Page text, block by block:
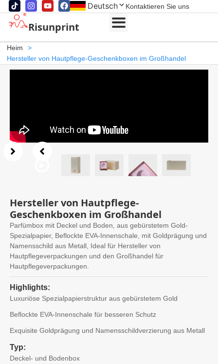
Deutsch Kontaktieren Sie uns
Risunprint
Heim
>
Hersteller von Hautpflege-Geschenkboxen im Großhandel
Hersteller von Hautpflege-
Geschenkboxen im Großhandel
Parfümbox mit Deckel und Boden, aus gebürstetem Gold-
Spezialpapier, Beflockte EVA-Innenschale, mit Goldprägung und
Namensschild aus Metall, Ideal für Hersteller von
Hautpflegeverpackungen und den Großhandel für
Hautpflegeverpackungen.
Highlights:
Luxuriöse Spezialpapierstruktur aus gebürstetem Gold
Beflockte EVA-Innenschale für besseren Schutz
Exquisite Goldprägung und Namensschildverzierung aus Metall
Typ:
Deckel- und Bodenbox